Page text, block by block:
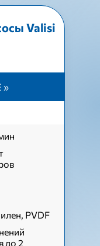
Valisi
»
PVDF
до 2